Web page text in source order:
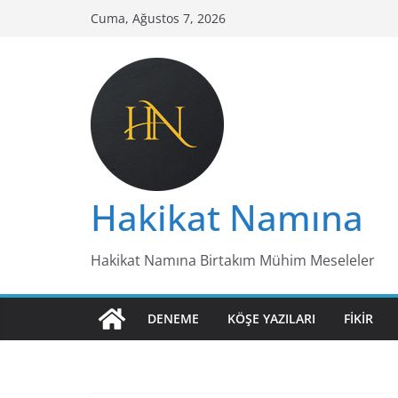
Cuma, Ağustos 7, 2026
Hakikat Namına
Hakikat Namına Birtakım Mühim Meseleler
DENEME KÖŞE YAZILARI FIKIR